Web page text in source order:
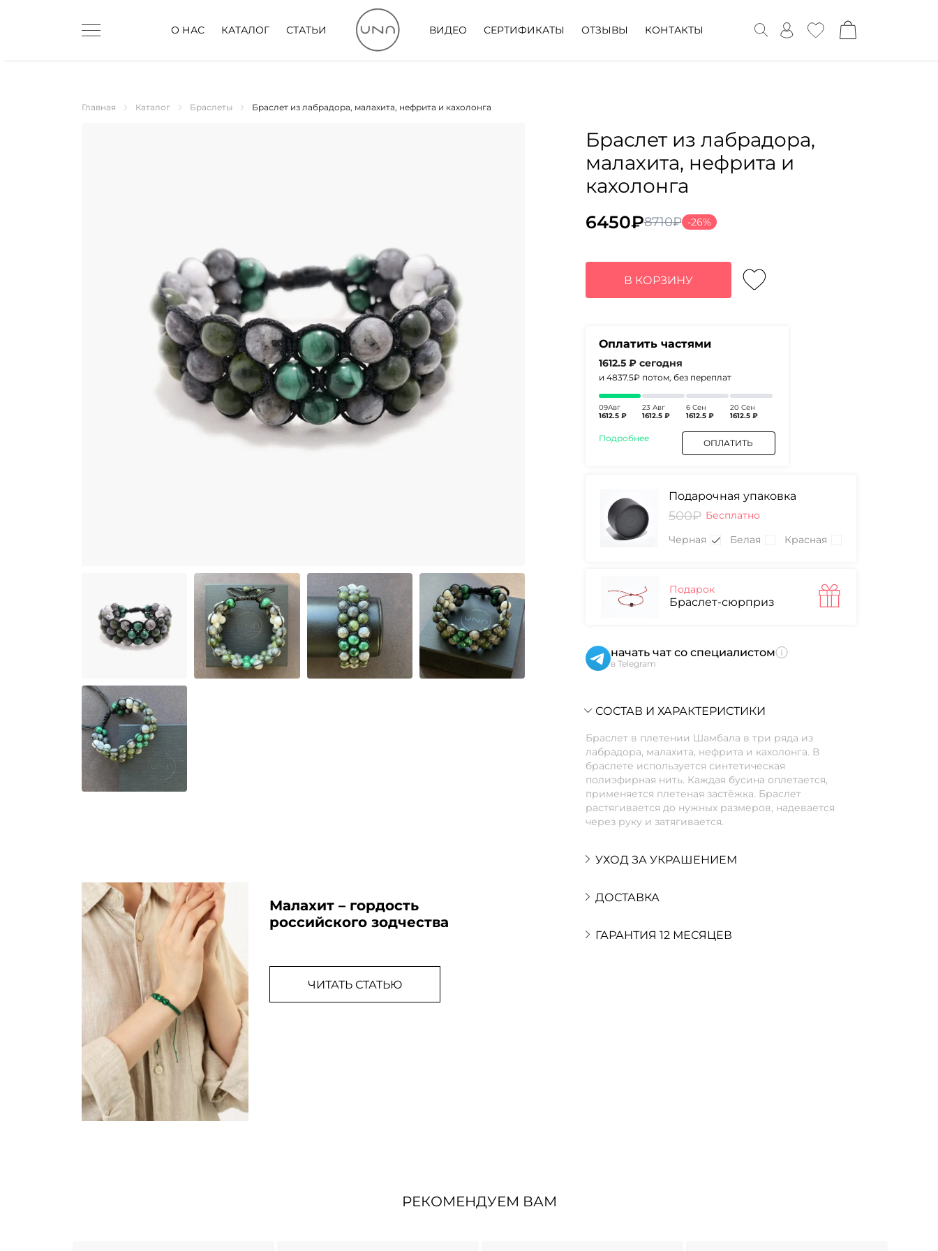
О НАС КАТАЛОГ СТАТЬИ ВИДЕО СЕРТИФИКАТЫ ОТЗЫВЫ КОНТАКТЫ
Главная Каталог Браслеты Браслет из лабрадора, малахита, нефрита и кахолонга
Малахит – гордость
российского зодчества
ЧИТАТЬ СТАТЬЮ
Браслет из лабрадора,
малахита, нефрита и
кахолонга
8710₽
Первоначальная
составляла
8710₽.
6450₽
Текущая
6450₽.
-26%
В КОРЗИНУ
Оплатить частями
1612.5 ₽ сегодня
и 4837.5₽ потом, без переплат
09Авг
1612.5 ₽
23 Авг
1612.5 ₽
6 Сен
1612.5 ₽
20 Сен
1612.5 ₽
Подробнее ОПЛАТИТЬ
Подарочная упаковка
500₽ Бесплатно
Черная
Белая Красная
Подарок
Браслет-сюрприз
начать чат со специалистом
в Telegram
СОСТАВ И ХАРАКТЕРИСТИКИ
Браслет в плетении Шамбала в три ряда из
лабрадора, малахита, нефрита и кахолонга. В
браслете используется синтетическая
полиэфирная нить. Каждая бусина оплетается,
применяется плетеная застёжка. Браслет
растягивается до нужных размеров, надевается
через руку и затягивается.
УХОД ЗА УКРАШЕНИЕМ
ДОСТАВКА
ГАРАНТИЯ 12 МЕСЯЦЕВ
РЕКОМЕНДУЕМ ВАМ